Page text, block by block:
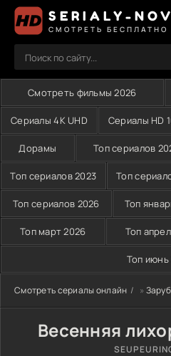
SERIALY-
СМОТРЕТЬ БЕСПЛАТНО
Смотреть фильмы 2026
Сериалы 4K UHD Сериалы HD
Дорамы Топ сериалов
Топ сериалов 2023 Топ
Топ сериалов 2026 Топ
Топ март 2026 Топ
Топ июнь
Смотреть сериалы онлайн »
Весенняя